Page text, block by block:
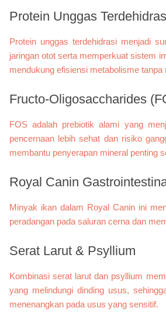
Protein Unggas
Protein unggas terdehidrasi menjadi
jaringan otot serta memperkuat sistem
mendukung efisiensi metabolisme
Fructo-Oligosaccharides
FOS adalah prebiotik alami yang
pencernaan lebih sehat dan risiko
membantu penyerapan mineral penting
Royal Canin
Minyak ikan dalam Royal Canin ini
peradangan pada saluran cerna dan
Serat Larut & Psyllium
Kombinasi serat larut dan psyllium
yang melindungi dinding usus,
menenangkan pada usus yang sensitif.